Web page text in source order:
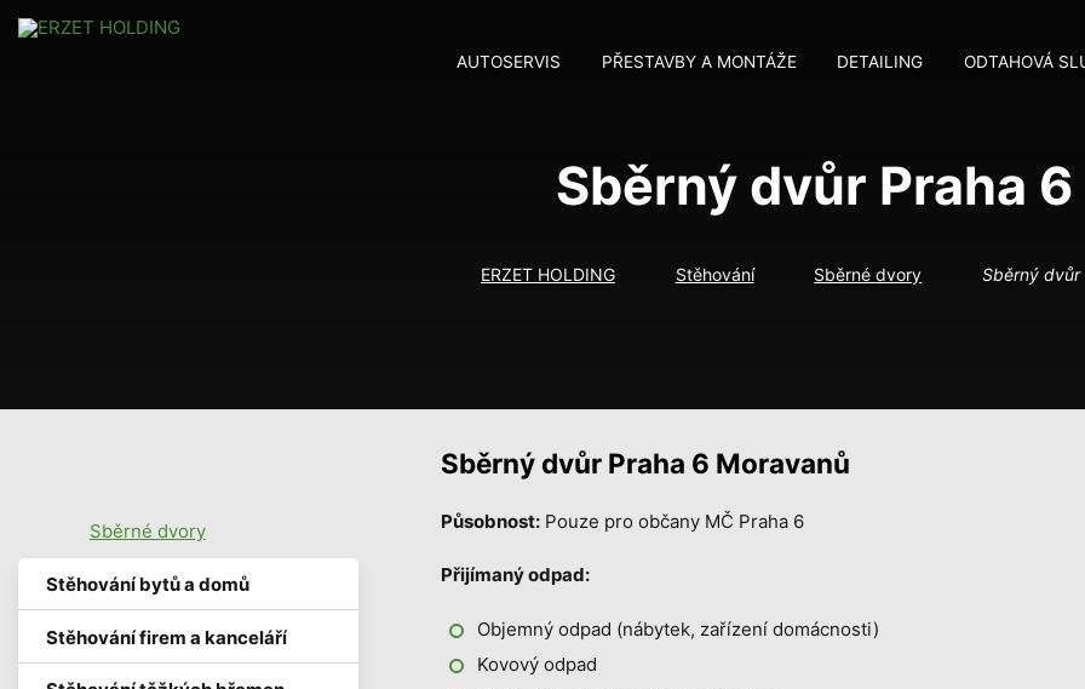
AUTOSERVIS PŘESTAVBY A MONTÁŽE DETAILING ODTAHOVÁ
Sběrný dvůr Praha 6
ERZET HOLDING Stěhování Sběrné dvory Sběrný dvůr
Sběrný dvůr Praha 6 Moravanů
Působnost:Pouze pro občany MČ Praha 6
Přijímaný odpad:
Objemný odpad (nábytek, zařízení domácnosti)
Kovový odpad
Sběrné dvory
Stěhování bytů a domů
Stěhování firem a kanceláří